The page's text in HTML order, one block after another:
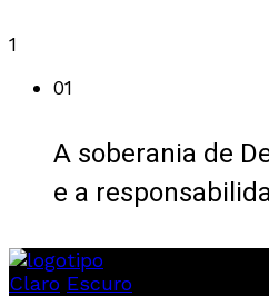
1
01
A soberania de
e a
Claro Escuro